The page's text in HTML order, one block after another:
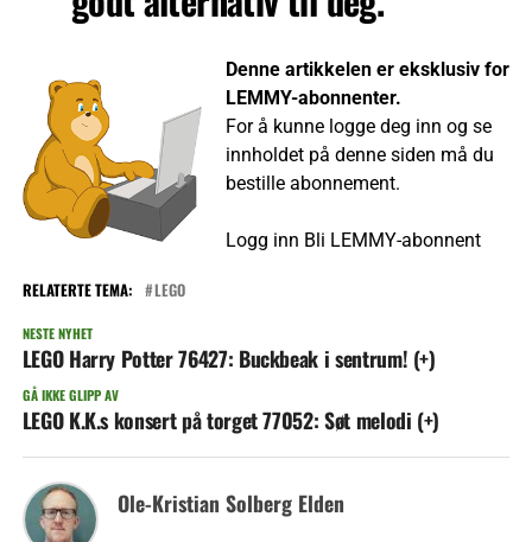
Denne artikkelen er eksklusiv for
LEMMY-abonnenter.
For å kunne logge deg inn og se
innholdet på denne siden må du
bestille abonnement.
Logg inn Bli LEMMY-abonnent
RELATERTE TEMA: LEGO
NESTE NYHET
LEGO Harry Potter 76427: Buckbeak i sentrum! (+)
GÅ IKKE GLIPP AV
LEGO K.K.s konsert på torget 77052: Søt melodi (+)
Ole-Kristian Solberg Elden